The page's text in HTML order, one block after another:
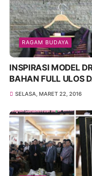
RAGAM BUDAYA
INSPIRASI MODEL
BAHAN FULL ULOS
SELASA, MARET 22, 2016